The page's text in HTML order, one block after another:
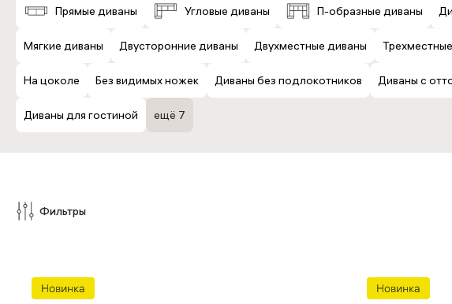
Дизайнерские диваны Раскладные диваны
Что такое Лавсит Производство
Прямые диваны Угловые диваны П-образные диваны
Мягкие диваны Двусторонние диваны Двухместные диваны
На цоколе Без видимых ножек Диваны без подлокотников Диваны с
Диваны для гостиной ещё 7
Фильтры
Глубина